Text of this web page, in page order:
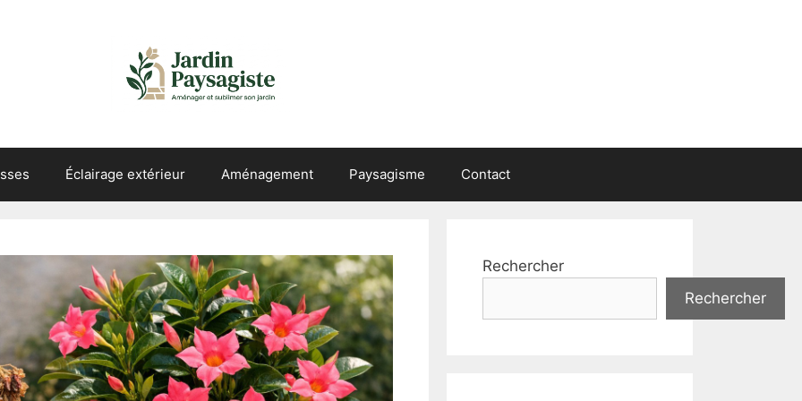
Éclairage extérieur Aménagement Paysagisme Contact
Rechercher
Rechercher